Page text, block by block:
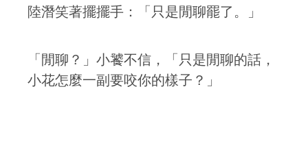
陸潛笑著擺擺手：「只是閒聊罷了。」
「閒聊？」小饕不信，「只是閒聊的話，
小花怎麼一副要咬你的樣子？」